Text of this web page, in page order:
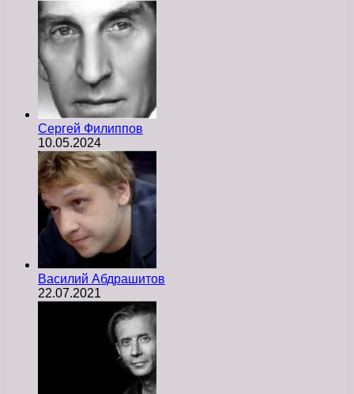
Сергей Филиппов
10.05.2024
Василий Абдрашитов
22.07.2021